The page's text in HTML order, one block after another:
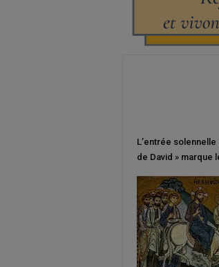
L’entrée
de David » marque